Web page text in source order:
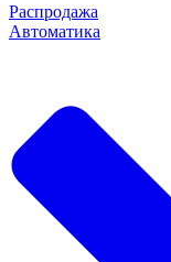
Распродажа
Автоматика